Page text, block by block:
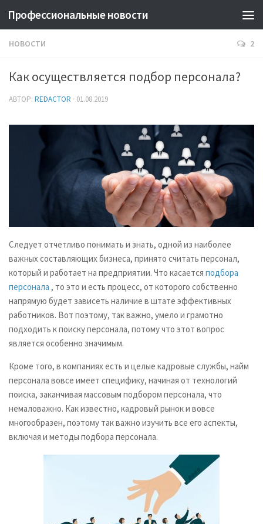
Профессиональные новости
НОВОСТИ 2
Как осуществляется подбор персонала?
АВТОР: REDACTOR · 01.08.2019
Следует отчетливо понимать и знать, одной из наиболее
важных составляющих бизнеса, принято считать персонал,
который и работает на предприятии. Что касается подбора
персонала , то это и есть процесс, от которого собственно
напрямую будет зависеть наличие в штате эффективных
работников. Вот поэтому, так важно, умело и грамотно
подходить к поиску персонала, потому что этот вопрос
является особенно значимым.
Кроме того, в компаниях есть и целые кадровые службы, найм
персонала вовсе имеет специфику, начиная от технологий
поиска, заканчивая массовым подбором персонала, что
немаловажно. Как известно, кадровый рынок и вовсе
многообразен, поэтому так важно изучить все его аспекты,
включая и методы подбора персонала.